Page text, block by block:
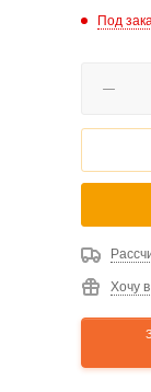
Под
Хочу